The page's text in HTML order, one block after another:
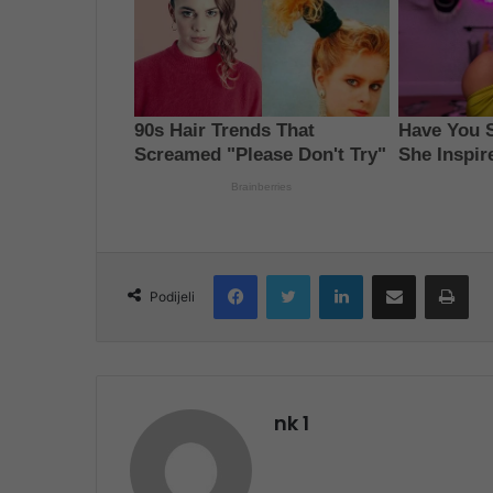
Podijeli
FacebookTwitter LinkedInShare via Email
nk 1